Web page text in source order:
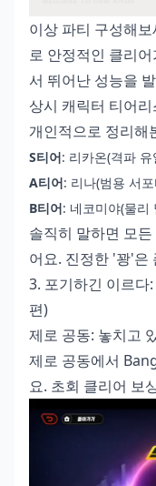
이상 파티 구성해
로 안정적인 클리
서 뛰어난 성능을
상시 캐릭터 티어
개인적으로 정리해
S티어: 리카온(격파
A티어: 리나(범용 서
B티어: 네코미야(물리
솔직히 말하면 모
어요. 진정한 '꽝'은
3. 포기하긴 이르다
편)
제로 공동: 놓치고
제로 공동에서
요. 초회 클리어 보